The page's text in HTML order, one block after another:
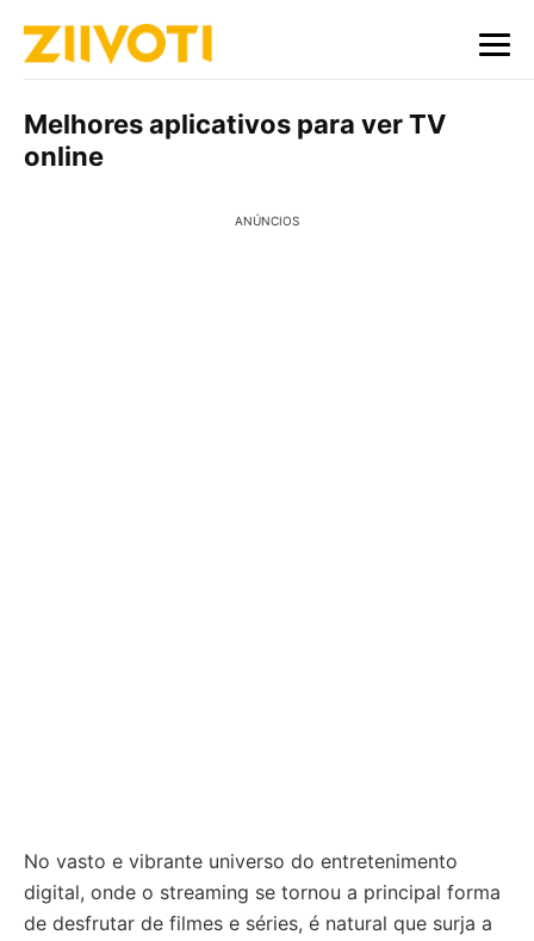
Melhores aplicativos para ver TV
online
ANÚNCIOS
No vasto e vibrante universo do entretenimento
digital, onde o streaming se tornou a principal forma
de desfrutar de filmes e séries, é natural que surja a